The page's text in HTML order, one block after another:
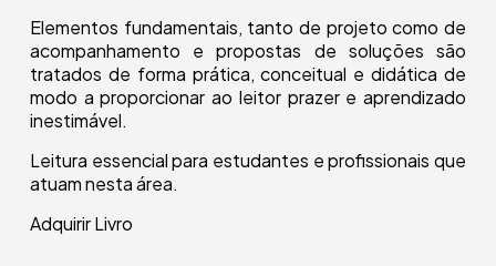
Elementos fundamentais, tanto de projeto como de
acompanhamento e propostas de soluções são
tratados de forma prática, conceitual e didática de
modo a proporcionar ao leitor prazer e aprendizado
inestimável.
Leitura essencial para estudantes e profissionais que
atuam nesta área.
Adquirir Livro